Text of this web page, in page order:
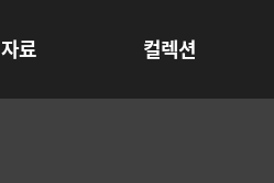
자료 컬렉션